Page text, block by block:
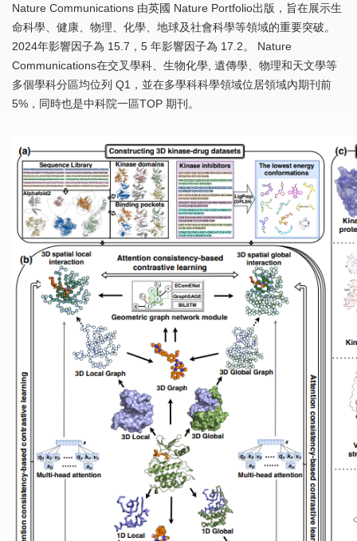
Nature Communications 由英國 Nature Portfolio出版，旨在展示生
命科學、健康、物理、化學、地球及社會科學等領域的重要突破。
2024年影響因子為 15.7，5 年影響因子為 17.2。 Nature
Communications在交叉學科、生物化學, 遺傳學、物理和天文學等
多個學科分區均位列 Q1，並在多學科科學領域位居領域內期刊前
5%，同時也是中科院一區TOP 期刊。